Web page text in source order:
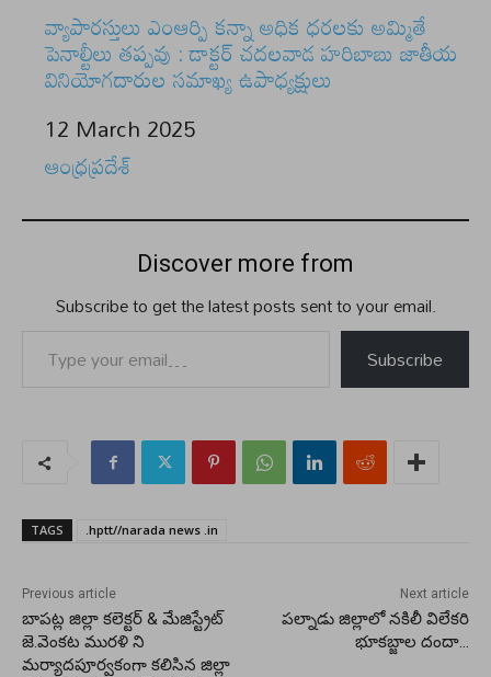
వ్యాపారస్తులు ఎంఆర్పి కన్నా అధిక ధరలకు అమ్మితే
పెనాల్టీలు తప్పవు : డాక్టర్ చదలవాడ హరిబాబు జాతీయ
వినియోగదారుల సమాఖ్య ఉపాధ్యక్షులు
Date
12 March 2025
In relation to
ఆంధ్రప్రదేశ్
Discover more from
Subscribe to get the latest posts sent to your email.
Subscribe
TAGS .hptt//narada news .in
Previous article
బాపట్ల జిల్లా కలెక్టర్ & మేజిస్ట్రేట్
జె.వెంకట మురళి ని
మర్యాదపూర్వకంగా కలిసిన జిల్లా
Next article
పల్నాడు జిల్లాలో నకిలీ విలేకరి
భూకబ్జాల దందా…